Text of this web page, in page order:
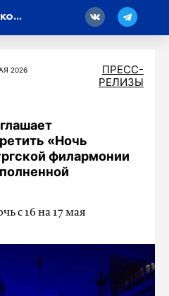
Война с борщевиком: стратегии и тактики
2026
ПРЕСС-
РЕЛИЗЫ
«Ночь
филармонии
с 16 на 17 мая